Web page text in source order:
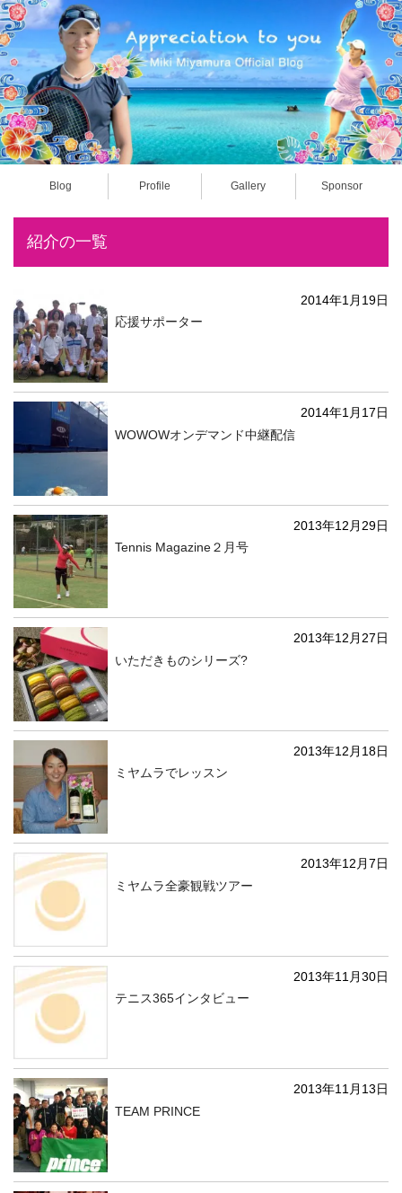
Blog Profile Gallery Sponsor
紹介の一覧
2014年1月19日
応援サポーター
2014年1月17日
WOWOWオンデマンド中継配信
2013年12月29日
Tennis Magazine２月号
2013年12月27日
いただきものシリーズ?
2013年12月18日
ミヤムラでレッスン
2013年12月7日
ミヤムラ全豪観戦ツアー
2013年11月30日
テニス365インタビュー
2013年11月13日
TEAM PRINCE